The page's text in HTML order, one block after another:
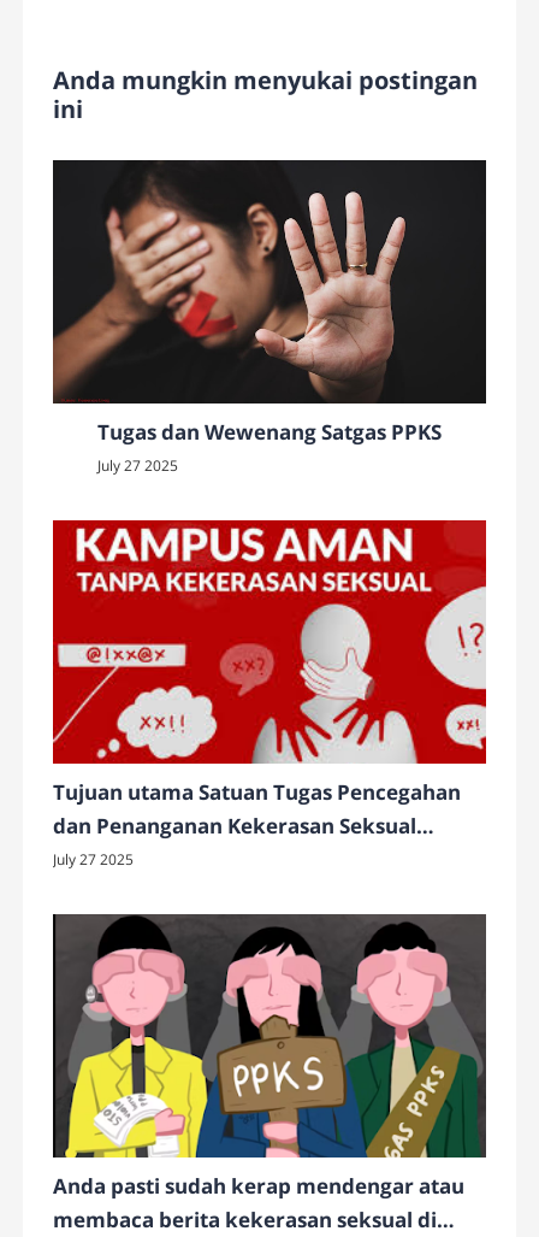
Anda mungkin menyukai postingan
ini
Tugas dan Wewenang Satgas PPKS
July 27 2025
Tujuan utama Satuan Tugas Pencegahan
dan Penanganan Kekerasan Seksual
(Satgas PPKS) di kampus
July 27 2025
Anda pasti sudah kerap mendengar atau
membaca berita kekerasan seksual di